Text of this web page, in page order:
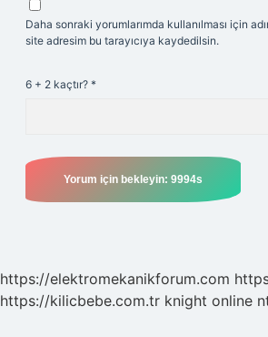
Daha sonraki yorumlarımda kullanılması için
site adresim bu tarayıcıya kaydedilsin.
6 + 2 kaçtır? *
https://elektromekanikforum.com
https://kilicbebe.com.tr knight online